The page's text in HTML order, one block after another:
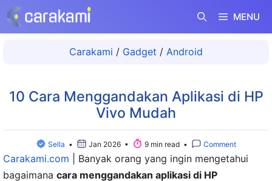
Langsung
ke
MENU
Carakami / Gadget / Android
10 Cara Menggandakan Aplikasi di HP
Vivo Mudah
Sella • Jan 2026 • 9 min read • Comment
Carakami.com
Banyak orang yang ingin mengetahui
bagaimana cara menggandakan aplikasi di HP